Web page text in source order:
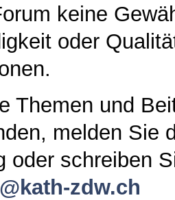
keine
oder
Themen und
melden Sie
oder schreiben
zdw.ch